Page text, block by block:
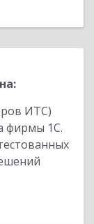
ИТС)
фирмы 1С.